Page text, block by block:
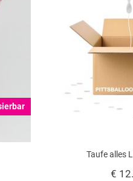
Taufe alles
€